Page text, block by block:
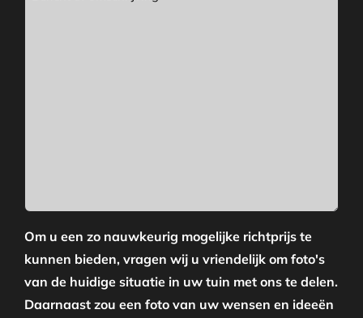
Om u een zo nauwkeurig mogelijke richtprijs te
kunnen bieden, vragen wij u vriendelijk om foto's
van de huidige situatie in uw tuin met ons te delen.
Daarnaast zou een foto van uw wensen en ideeën